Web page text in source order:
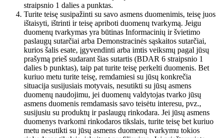
straipsnio 1 dalies a punktas.
Turite teisę susipažinti su savo asmens duomenimis, teisę juos
ištaisyti, ištrinti ir teisę apriboti duomenų tvarkymą. Jeigu
duomenų tvarkymas yra būtinas Informacinių ir švietimo
paslaugų sutarčiai arba Demonstracinės sąskaitos sutarčiai,
kurios šalis esate, įgyvendinti arba imtis veiksmų pagal jūsų
prašymą prieš sudarant šias sutartis (BDAR 6 straipsnio 1
dalies b punktas), taip pat turite teisę perkelti duomenis. Bet
kuriuo metu turite teisę, remdamiesi su jūsų konkrečia
situacija susijusiais motyvais, nesutikti su jūsų asmens
duomenų naudojimu, jei duomenų valdytojas tvarko jūsų
asmens duomenis remdamasis savo teisėtu interesu, pvz.,
susijusiu su produktų ir paslaugų rinkodara. Jei jūsų asmens
duomenys tvarkomi rinkodaros tikslais, turite teisę bet kuriuo
metu nesutikti su jūsų asmens duomenų tvarkymu tokios